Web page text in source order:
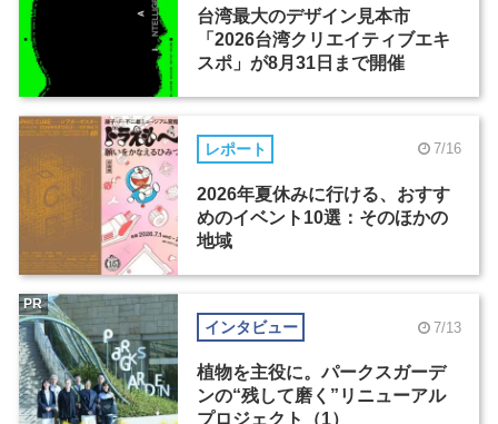
台湾最大のデザイン見本市
「2026台湾クリエイティブエキ
スポ」が8月31日まで開催
レポート 7/16
2026年夏休みに行ける、おすす
めのイベント10選：そのほかの
地域
インタビュー 7/13
植物を主役に。パークスガーデ
ンの“残して磨く”リニューアル
プロジェクト（1）
PR